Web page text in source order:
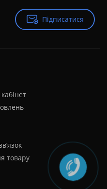
Підписатися
Підписатися
товару